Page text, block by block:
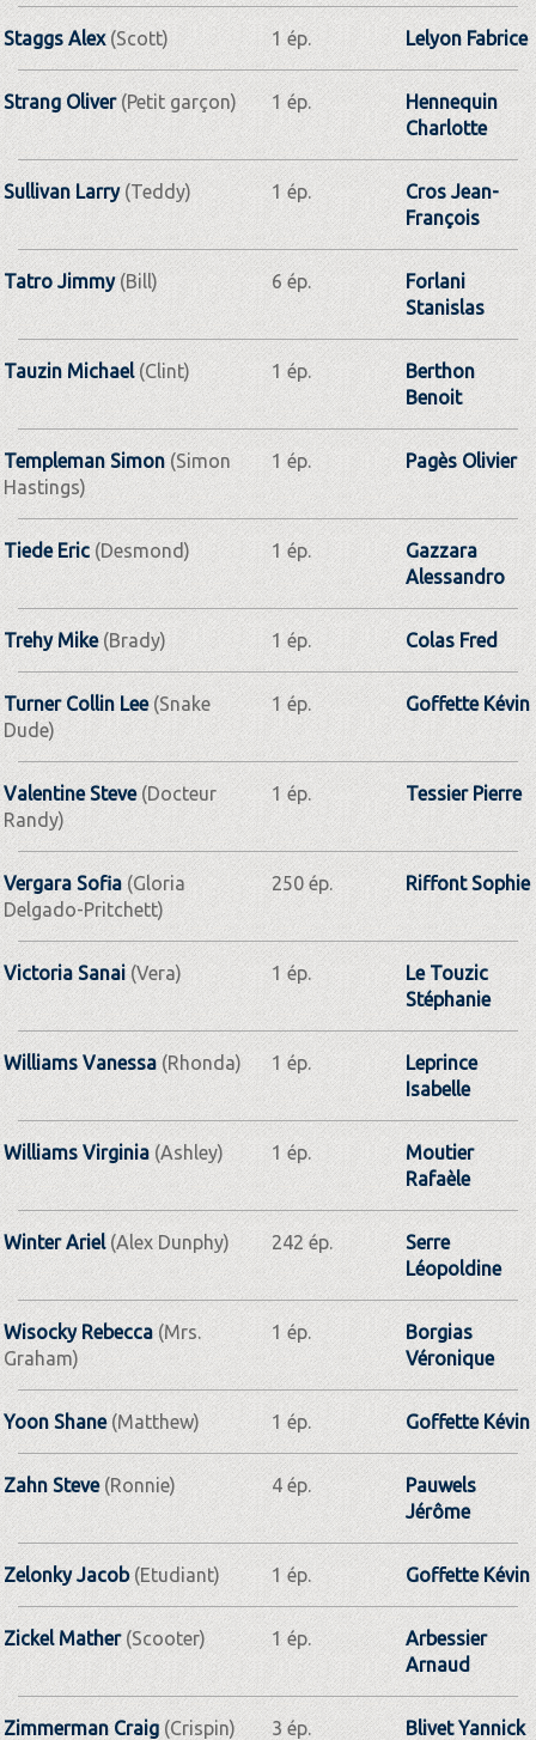
Staggs Alex(Scott) 1 ép. Lelyon Fabrice
Strang Oliver(Petit garçon) 1 ép.
Hennequin
Charlotte
Sullivan Larry(Teddy) 1 ép.
Cros Jean-
François
Tatro Jimmy(Bill) 6 ép.
Forlani
Stanislas
Tauzin Michael(Clint) 1 ép.
Berthon
Benoit
Templeman Simon (Simon
Hastings)
1 ép. Pagès Olivier
Tiede Eric (Desmond) 1 ép.
Gazzara
Alessandro
Trehy Mike(Brady) 1 ép. Colas Fred
Turner Collin Lee(Snake
Dude)
1 ép. Goffette Kévin
Valentine Steve(Docteur
Randy)
1 ép. Tessier Pierre
Vergara Sofia(Gloria
Delgado-Pritchett)
250 ép. Riffont Sophie
Victoria Sanai(Vera) 1 ép.
Le Touzic
Stéphanie
Williams Vanessa(Rhonda) 1 ép.
Leprince
Isabelle
Williams Virginia (Ashley) 1 ép.
Moutier
Rafaèle
Winter Ariel (Alex Dunphy) 242 ép.
Serre
Léopoldine
Wisocky Rebecca(Mrs.
Graham)
1 ép.
Borgias
Véronique
Yoon Shane(Matthew) 1 ép. Goffette Kévin
Zahn Steve(Ronnie) 4 ép.
Pauwels
Jérôme
Zelonky Jacob(Etudiant) 1 ép. Goffette Kévin
Zickel Mather(Scooter) 1 ép.
Arbessier
Arnaud
Zimmerman Craig(Crispin) 3 ép. Blivet Yannick